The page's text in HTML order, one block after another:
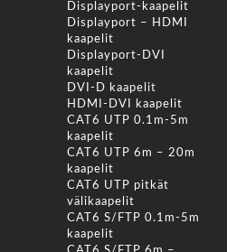
Displayport-kaapelit
Displayport – HDMI
kaapelit
Displayport-DVI
kaapelit
DVI-D kaapelit
HDMI-DVI kaapelit
CAT6 UTP 0.1m-5m
kaapelit
CAT6 UTP 6m – 20m
kaapelit
CAT6 UTP pitkät
välikaapelit
CAT6 S/FTP 0.1m-5m
kaapelit